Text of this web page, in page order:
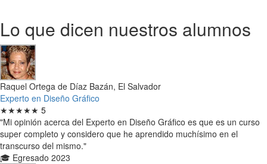
Lo que dicen nuestros alumnos
Raquel Ortega de Díaz Bazán, El Salvador
Experto en Diseño Gráfico
★★★★★ 5
"Mi opinión acerca del Experto en Diseño Gráfico es que es un curso
super completo y considero que he aprendido muchísimo en el
transcurso del mismo."
🎓 Egresado 2023